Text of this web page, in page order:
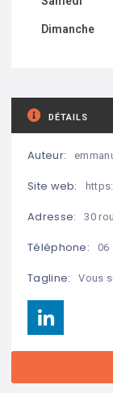
Dimanche
DÉTAILS
Auteur:
Site web:
Adresse: 30
Téléphone: 06
Tagline: Vous